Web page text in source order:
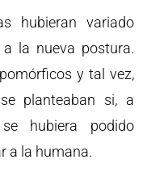
hubieran variado
la nueva postura.
y tal vez,
planteaban si, a
hubiera podido
a la humana.